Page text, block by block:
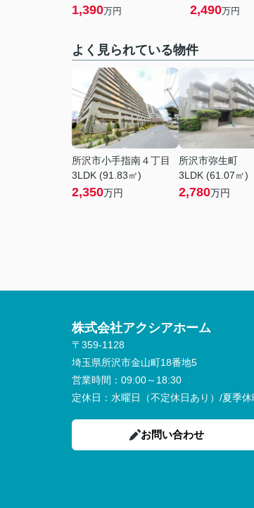
1,390万円 2,490万円
よく見られている物件
所沢市小手指南４丁目
3LDK (91.83㎡)
2,350万円
所沢市弥生町
3LDK (61.07㎡)
2,780万円
株式会社アクシアホーム
〒359-1128
埼玉県所沢市金山町18番地5
営業時間： 09:00～18:30
定休日： 水曜日（不定休日あり）/夏季
お問い合わせ